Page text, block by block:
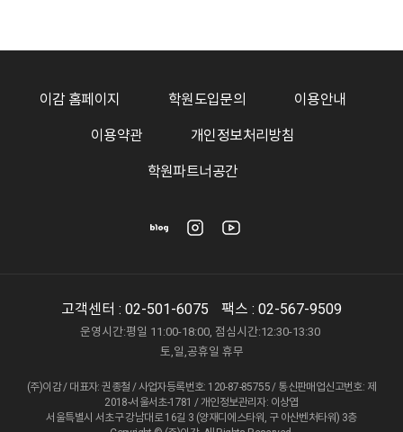
이감 홈페이지 학원도입문의 이용안내
이용약관 개인정보처리방침
학원파트너공간
(주)이감 / 대표자: 권종철 / 사업자등록번호: 120-87-85755 / 통신판매업신고번호: 제
2018-서울서초-1781 / 개인정보관리자: 이상엽
서울특별시 서초구 강남대로 16길 3 (양재디에스타워, 구 아산벤처타워) 3층
고객센터 : 02-501-6075 팩스 : 02-567-9509
운영시간:평일 11:00-18:00, 점심시간:12:30-13:30
토,일,공휴일 휴무